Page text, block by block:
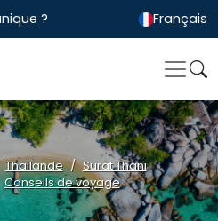
? Français
Thailande
Surat Thani
Conseils de voyage